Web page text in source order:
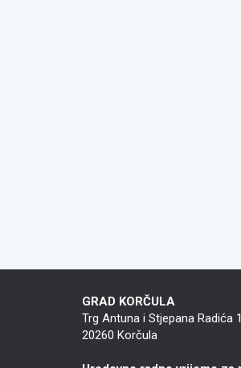
GRAD KORČULA
Trg Antuna i Stjepana Radića 1
20260 Korčula